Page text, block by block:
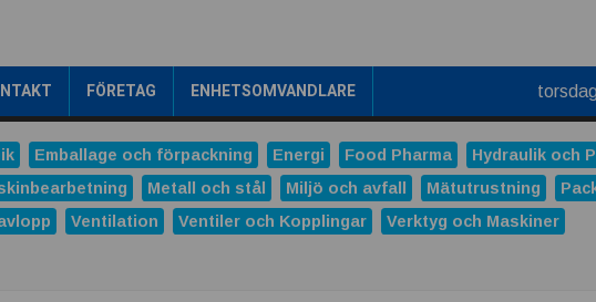
prestigefyllt pris för industriellt monteringsverktyg
och Hydro tecknar långsiktigt avtal
nästa generations industriella HMI-lösningar
FÖRETAG ENHETSOMVANDLARE
Emballage och förpackning Energi Food Pharma Hydraulik och
Metall och stål Miljö och avfall Mätutrustning
Ventilation Ventiler och Kopplingar Verktyg och Maskiner